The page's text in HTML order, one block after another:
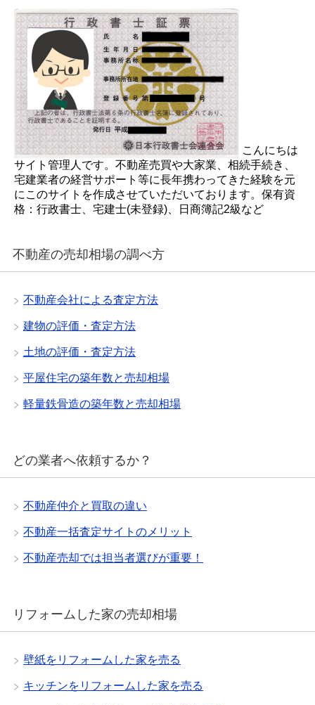
こんにちは
サイト管理人です。不動産売買や大家業、相続手続き、
宅建業者の経営サポート等に長年携わってきた経験を元
にこのサイトを作成させていただいております。保有資
格：行政書士、宅建士(未登録)、日商簿記2級など
不動産の売却相場の調べ方
不動産会社による査定方法
建物の評価・査定方法
土地の評価・査定方法
平屋住宅の築年数と売却相場
軽量鉄骨造の築年数と売却相場
どの業者へ依頼するか？
不動産仲介と買取の違い
不動産一括査定サイトのメリット
不動産売却では担当者選びが重要！
リフォームした家の売却相場
壁紙をリフォームした家を売る
キッチンをリフォームした家を売る